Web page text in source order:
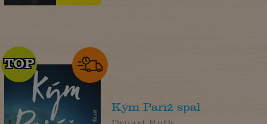
TOP
TOP
Kým Paríž spal
Druart Ruth